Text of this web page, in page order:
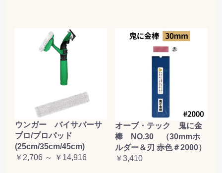
ウンガー バイサバーサ
プロ/プロパッド
(25cm/35cm/45cm)
￥2,706 ～ ￥14,916
オーブ・テック 鬼に金
棒 NO.30 （30mmホ
ルダー＆刃 赤色＃2000）
￥3,410